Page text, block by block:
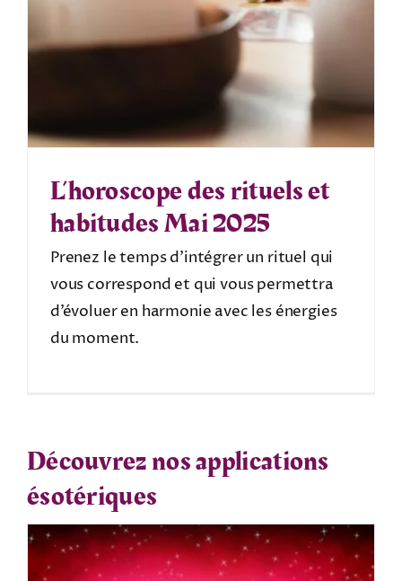
L’horoscope des rituels et
habitudes Mai 2025
Prenez le temps d’intégrer un rituel qui
vous correspond et qui vous permettra
d’évoluer en harmonie avec les énergies
du moment.
Découvrez nos applications
ésotériques